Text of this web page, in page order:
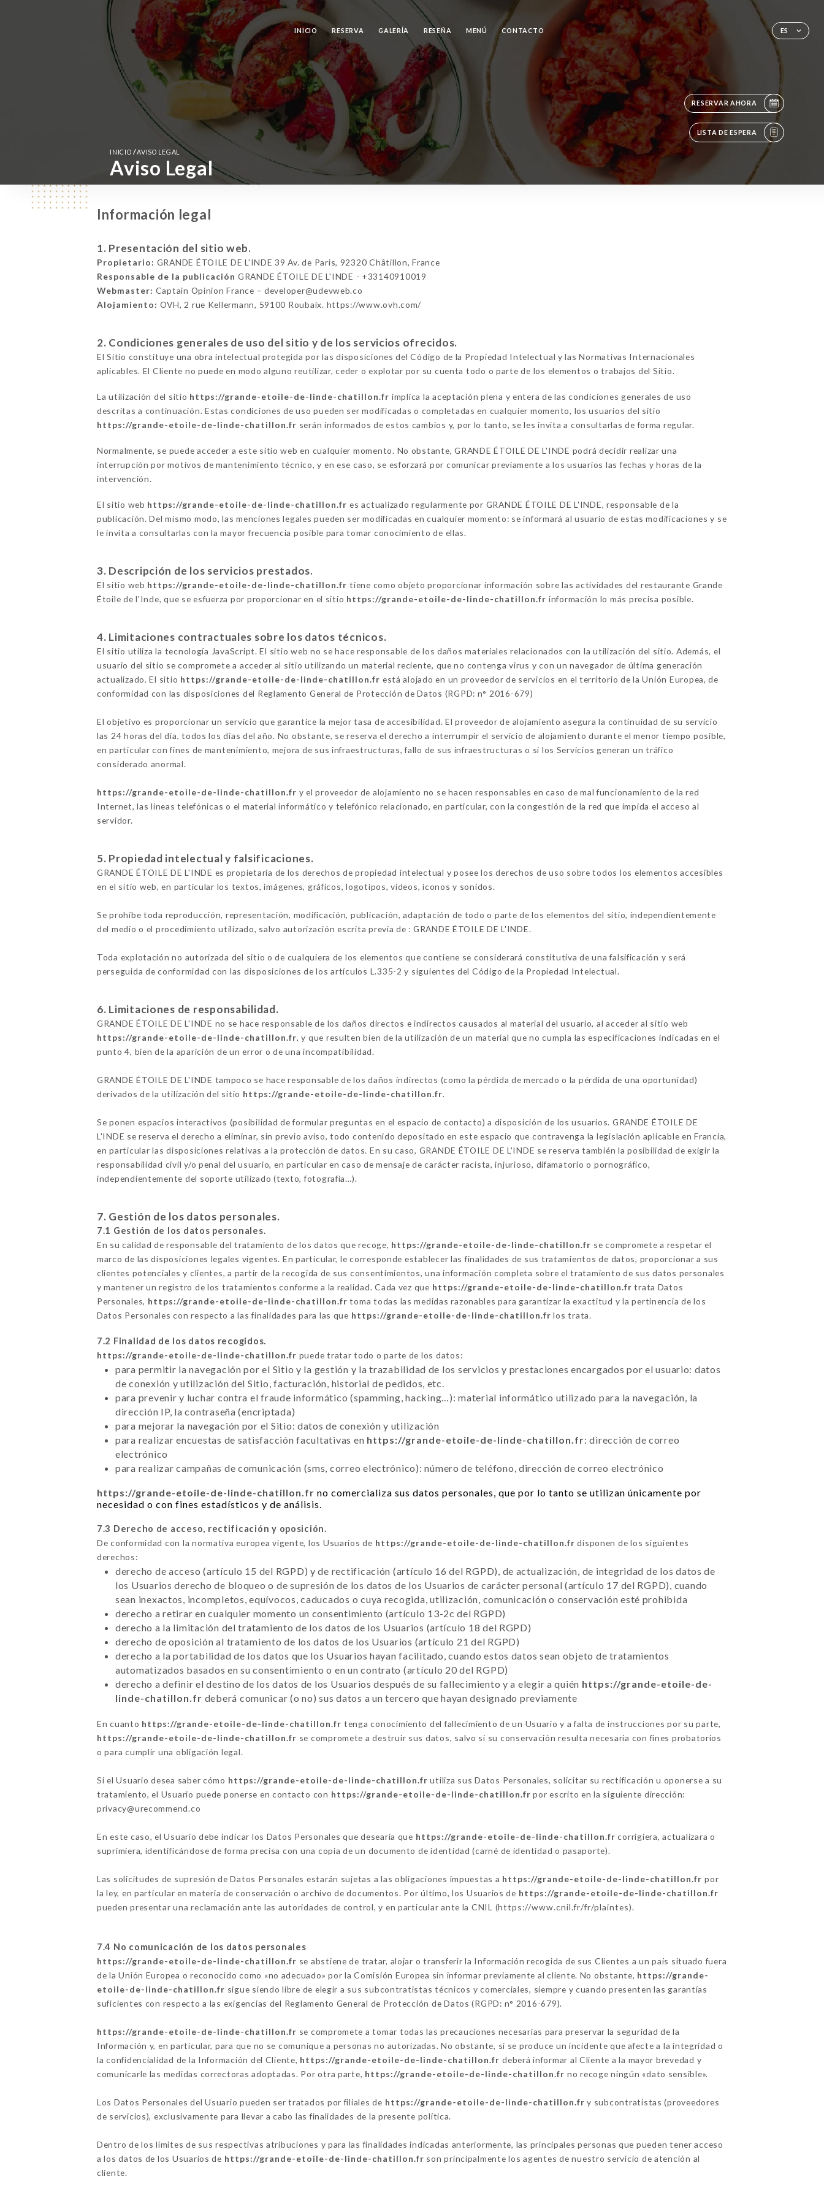
ES
INICIO RESERVA GALERÍA RESEÑA MENÚ CONTACTO
RESERVAR AHORA
LISTA DE ESPERA
INICIO/AVISO LEGAL
Aviso Legal
Información legal
1. Presentación del sitio web.
Propietario: GRANDE ÉTOILE DE L'INDE 39 Av. de Paris, 92320 Châtillon, France
Responsable de la publicación GRANDE ÉTOILE DE L'INDE - +33140910019
Webmaster: Captain Opinion France – developer@udevweb.co
Alojamiento: OVH, 2 rue Kellermann, 59100 Roubaix. https://www.ovh.com/
2. Condiciones generales de uso del sitio y de los servicios ofrecidos.
El Sitio constituye una obra intelectual protegida por las disposiciones del Código de la Propiedad Intelectual y las Normativas Internacionales
aplicables. El Cliente no puede en modo alguno reutilizar, ceder o explotar por su cuenta todo o parte de los elementos o trabajos del Sitio.
La utilización del sitio https://grande-etoile-de-linde-chatillon.fr implica la aceptación plena y entera de las condiciones generales de uso
descritas a continuación. Estas condiciones de uso pueden ser modificadas o completadas en cualquier momento, los usuarios del sitio
https://grande-etoile-de-linde-chatillon.fr serán informados de estos cambios y, por lo tanto, se les invita a consultarlas de forma regular.
Normalmente, se puede acceder a este sitio web en cualquier momento. No obstante, GRANDE ÉTOILE DE L'INDE podrá decidir realizar una
interrupción por motivos de mantenimiento técnico, y en ese caso, se esforzará por comunicar previamente a los usuarios las fechas y horas de la
intervención.
El sitio web https://grande-etoile-de-linde-chatillon.fr es actualizado regularmente por GRANDE ÉTOILE DE L'INDE, responsable de la
publicación. Del mismo modo, las menciones legales pueden ser modificadas en cualquier momento: se informará al usuario de estas modificaciones y se
le invita a consultarlas con la mayor frecuencia posible para tomar conocimiento de ellas.
3. Descripción de los servicios prestados.
El sitio web https://grande-etoile-de-linde-chatillon.fr tiene como objeto proporcionar información sobre las actividades del restaurante Grande
Étoile de l'Inde, que se esfuerza por proporcionar en el sitio https://grande-etoile-de-linde-chatillon.fr información lo más precisa posible.
4. Limitaciones contractuales sobre los datos técnicos.
El sitio utiliza la tecnología JavaScript. El sitio web no se hace responsable de los daños materiales relacionados con la utilización del sitio. Además, el
usuario del sitio se compromete a acceder al sitio utilizando un material reciente, que no contenga virus y con un navegador de última generación
actualizado. El sitio https://grande-etoile-de-linde-chatillon.fr está alojado en un proveedor de servicios en el territorio de la Unión Europea, de
conformidad con las disposiciones del Reglamento General de Protección de Datos (RGPD: n° 2016-679)
El objetivo es proporcionar un servicio que garantice la mejor tasa de accesibilidad. El proveedor de alojamiento asegura la continuidad de su servicio
las 24 horas del día, todos los días del año. No obstante, se reserva el derecho a interrumpir el servicio de alojamiento durante el menor tiempo posible,
en particular con fines de mantenimiento, mejora de sus infraestructuras, fallo de sus infraestructuras o si los Servicios generan un tráfico
considerado anormal.
https://grande-etoile-de-linde-chatillon.fr y el proveedor de alojamiento no se hacen responsables en caso de mal funcionamiento de la red
Internet, las líneas telefónicas o el material informático y telefónico relacionado, en particular, con la congestión de la red que impida el acceso al
servidor.
5. Propiedad intelectual y falsificaciones.
GRANDE ÉTOILE DE L'INDE es propietaria de los derechos de propiedad intelectual y posee los derechos de uso sobre todos los elementos accesibles
en el sitio web, en particular los textos, imágenes, gráficos, logotipos, vídeos, iconos y sonidos.
Se prohíbe toda reproducción, representación, modificación, publicación, adaptación de todo o parte de los elementos del sitio, independientemente
del medio o el procedimiento utilizado, salvo autorización escrita previa de : GRANDE ÉTOILE DE L'INDE.
Toda explotación no autorizada del sitio o de cualquiera de los elementos que contiene se considerará constitutiva de una falsificación y será
perseguida de conformidad con las disposiciones de los artículos L.335-2 y siguientes del Código de la Propiedad Intelectual.
6. Limitaciones de responsabilidad.
GRANDE ÉTOILE DE L'INDE no se hace responsable de los daños directos e indirectos causados al material del usuario, al acceder al sitio web
https://grande-etoile-de-linde-chatillon.fr, y que resulten bien de la utilización de un material que no cumpla las especificaciones indicadas en el
punto 4, bien de la aparición de un error o de una incompatibilidad.
GRANDE ÉTOILE DE L'INDE tampoco se hace responsable de los daños indirectos (como la pérdida de mercado o la pérdida de una oportunidad)
derivados de la utilización del sitio https://grande-etoile-de-linde-chatillon.fr.
Se ponen espacios interactivos (posibilidad de formular preguntas en el espacio de contacto) a disposición de los usuarios. GRANDE ÉTOILE DE
L'INDE se reserva el derecho a eliminar, sin previo aviso, todo contenido depositado en este espacio que contravenga la legislación aplicable en Francia,
en particular las disposiciones relativas a la protección de datos. En su caso, GRANDE ÉTOILE DE L'INDE se reserva también la posibilidad de exigir la
responsabilidad civil y/o penal del usuario, en particular en caso de mensaje de carácter racista, injurioso, difamatorio o pornográfico,
independientemente del soporte utilizado (texto, fotografía…).
7. Gestión de los datos personales.
7.1 Gestión de los datos personales.
En su calidad de responsable del tratamiento de los datos que recoge, https://grande-etoile-de-linde-chatillon.fr se compromete a respetar el
marco de las disposiciones legales vigentes. En particular, le corresponde establecer las finalidades de sus tratamientos de datos, proporcionar a sus
clientes potenciales y clientes, a partir de la recogida de sus consentimientos, una información completa sobre el tratamiento de sus datos personales
y mantener un registro de los tratamientos conforme a la realidad. Cada vez que https://grande-etoile-de-linde-chatillon.fr trata Datos
Personales, https://grande-etoile-de-linde-chatillon.fr toma todas las medidas razonables para garantizar la exactitud y la pertinencia de los
Datos Personales con respecto a las finalidades para las que https://grande-etoile-de-linde-chatillon.fr los trata.
7.2 Finalidad de los datos recogidos.
https://grande-etoile-de-linde-chatillon.fr puede tratar todo o parte de los datos:
para permitir la navegación por el Sitio y la gestión y la trazabilidad de los servicios y prestaciones encargados por el usuario: datos
de conexión y utilización del Sitio, facturación, historial de pedidos, etc.
para prevenir y luchar contra el fraude informático (spamming, hacking…): material informático utilizado para la navegación, la
dirección IP, la contraseña (encriptada)
para mejorar la navegación por el Sitio: datos de conexión y utilización
para realizar encuestas de satisfacción facultativas en https://grande-etoile-de-linde-chatillon.fr: dirección de correo
electrónico
para realizar campañas de comunicación (sms, correo electrónico): número de teléfono, dirección de correo electrónico
https://grande-etoile-de-linde-chatillon.fr no comercializa sus datos personales, que por lo tanto se utilizan únicamente por
necesidad o con fines estadísticos y de análisis.
7.3 Derecho de acceso, rectificación y oposición.
De conformidad con la normativa europea vigente, los Usuarios de https://grande-etoile-de-linde-chatillon.fr disponen de los siguientes
derechos:
derecho de acceso (artículo 15 del RGPD) y de rectificación (artículo 16 del RGPD), de actualización, de integridad de los datos de
los Usuarios derecho de bloqueo o de supresión de los datos de los Usuarios de carácter personal (artículo 17 del RGPD), cuando
sean inexactos, incompletos, equívocos, caducados o cuya recogida, utilización, comunicación o conservación esté prohibida
derecho a retirar en cualquier momento un consentimiento (artículo 13-2c del RGPD)
derecho a la limitación del tratamiento de los datos de los Usuarios (artículo 18 del RGPD)
derecho de oposición al tratamiento de los datos de los Usuarios (artículo 21 del RGPD)
derecho a la portabilidad de los datos que los Usuarios hayan facilitado, cuando estos datos sean objeto de tratamientos
automatizados basados en su consentimiento o en un contrato (artículo 20 del RGPD)
derecho a definir el destino de los datos de los Usuarios después de su fallecimiento y a elegir a quién https://grande-etoile-de-
linde-chatillon.fr deberá comunicar (o no) sus datos a un tercero que hayan designado previamente
En cuanto https://grande-etoile-de-linde-chatillon.fr tenga conocimiento del fallecimiento de un Usuario y a falta de instrucciones por su parte,
https://grande-etoile-de-linde-chatillon.fr se compromete a destruir sus datos, salvo si su conservación resulta necesaria con fines probatorios
o para cumplir una obligación legal.
Si el Usuario desea saber cómo https://grande-etoile-de-linde-chatillon.fr utiliza sus Datos Personales, solicitar su rectificación u oponerse a su
tratamiento, el Usuario puede ponerse en contacto con https://grande-etoile-de-linde-chatillon.fr por escrito en la siguiente dirección:
privacy@urecommend.co
En este caso, el Usuario debe indicar los Datos Personales que desearía que https://grande-etoile-de-linde-chatillon.fr corrigiera, actualizara o
suprimiera, identificándose de forma precisa con una copia de un documento de identidad (carné de identidad o pasaporte).
Las solicitudes de supresión de Datos Personales estarán sujetas a las obligaciones impuestas a https://grande-etoile-de-linde-chatillon.fr por
la ley, en particular en materia de conservación o archivo de documentos. Por último, los Usuarios de https://grande-etoile-de-linde-chatillon.fr
pueden presentar una reclamación ante las autoridades de control, y en particular ante la CNIL (https://www.cnil.fr/fr/plaintes).
7.4 No comunicación de los datos personales
https://grande-etoile-de-linde-chatillon.fr se abstiene de tratar, alojar o transferir la Información recogida de sus Clientes a un país situado fuera
de la Unión Europea o reconocido como «no adecuado» por la Comisión Europea sin informar previamente al cliente. No obstante, https://grande-
etoile-de-linde-chatillon.fr sigue siendo libre de elegir a sus subcontratistas técnicos y comerciales, siempre y cuando presenten las garantías
suficientes con respecto a las exigencias del Reglamento General de Protección de Datos (RGPD: n° 2016-679).
https://grande-etoile-de-linde-chatillon.fr se compromete a tomar todas las precauciones necesarias para preservar la seguridad de la
Información y, en particular, para que no se comunique a personas no autorizadas. No obstante, si se produce un incidente que afecte a la integridad o
la confidencialidad de la Información del Cliente, https://grande-etoile-de-linde-chatillon.fr deberá informar al Cliente a la mayor brevedad y
comunicarle las medidas correctoras adoptadas. Por otra parte, https://grande-etoile-de-linde-chatillon.fr no recoge ningún «dato sensible».
Los Datos Personales del Usuario pueden ser tratados por filiales de https://grande-etoile-de-linde-chatillon.fr y subcontratistas (proveedores
de servicios), exclusivamente para llevar a cabo las finalidades de la presente política.
Dentro de los límites de sus respectivas atribuciones y para las finalidades indicadas anteriormente, las principales personas que pueden tener acceso
a los datos de los Usuarios de https://grande-etoile-de-linde-chatillon.fr son principalmente los agentes de nuestro servicio de atención al
cliente.